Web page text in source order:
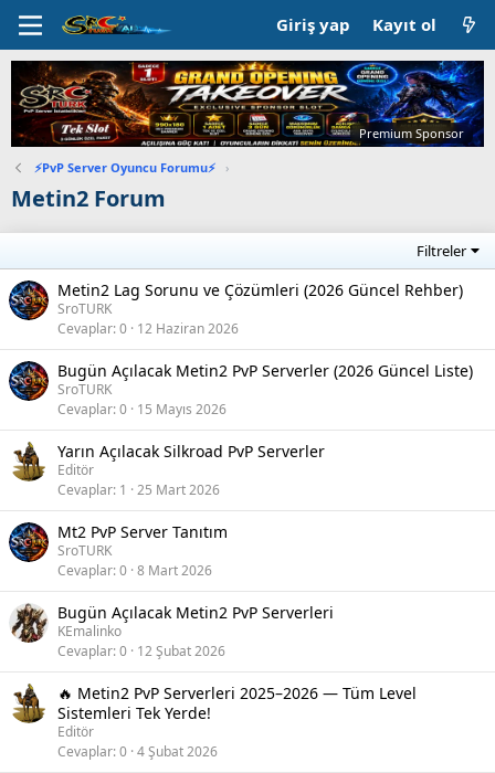
Giriş yap Kayıt ol
Premium Sponsor
⚡PvP Server Oyuncu Forumu⚡ ›
Metin2 Forum
Filtreler
Metin2 Lag Sorunu ve Çözümleri (2026 Güncel Rehber)
SroTURK
Cevaplar 0 12 Haziran 2026
Bugün Açılacak Metin2 PvP Serverler (2026 Güncel Liste)
SroTURK
Cevaplar 0 15 Mayıs 2026
Yarın Açılacak Silkroad PvP Serverler
Editör
Cevaplar 1 25 Mart 2026
Mt2 PvP Server Tanıtım
SroTURK
Cevaplar 0 8 Mart 2026
Bugün Açılacak Metin2 PvP Serverleri
KEmalinko
Cevaplar 0 12 Şubat 2026
🔥 Metin2 PvP Serverleri 2025–2026 — Tüm Level
Sistemleri Tek Yerde!
Editör
Cevaplar 0 4 Şubat 2026